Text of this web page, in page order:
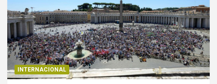
INTERNACIONAL